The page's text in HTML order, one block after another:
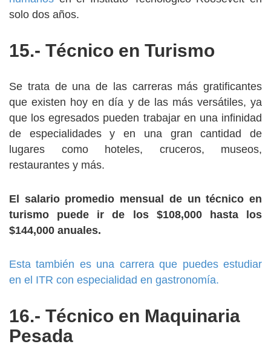
solo dos años.
15.- Técnico en Turismo
Se trata de una de las carreras más gratificantes
que existen hoy en día y de las más versátiles, ya
que los egresados pueden trabajar en una infinidad
de especialidades y en una gran cantidad de
lugares como hoteles, cruceros, museos,
restaurantes y más.
El salario promedio mensual de un técnico en
turismo puede ir de los $108,000 hasta los
$144,000 anuales.
Esta también es una carrera que puedes estudiar
en el ITR con especialidad en gastronomía.
16.- Técnico en Maquinaria
Pesada